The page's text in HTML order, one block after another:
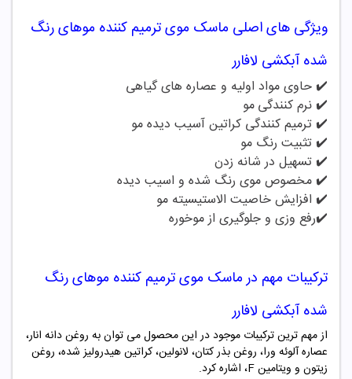
ویژگی های اصلی ماسک موی ترمیم کننده موهای رنگ
شده آبکشی لافارر
✔️ حاوی مواد اولیه و عصاره های گیاهی
✔️نرم کنندگیمو
✔️ترمیم کنندگی کراتین آسیب دیده مو
✔️تثبیت رنگ مو
✔️تسهیل در شانه زدن
✔️ مخصوص موی رنگ شده و اسیب دیده
✔️ افزایش خاصیت الاستیسیته مو
✔️رفع وزی و جلوگیری از موخوره
ترکیبات مهم در ماسک موی ترمیم کننده موهای رنگ
شده آبکشی لافارر
از مهم ترین ترکیبات موجود در این محصول می توان به روغن دانه انار،
عصاره آلوئه ورا، روغن بذر کتان، لانولین، کراتین هیدرولیز شده، روغن
زیتون و ویتامینF، اشاره کرد.